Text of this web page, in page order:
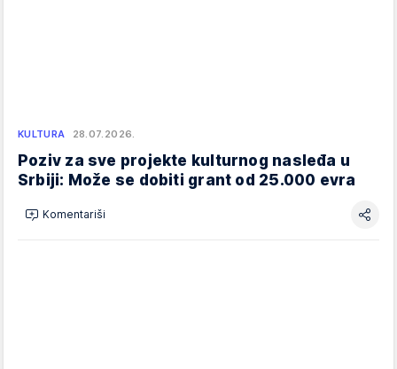
KULTURA 28.07.2026.
Poziv za sve projekte kulturnog nasleđa u
Srbiji: Može se dobiti grant od 25.000 evra
Komentariši